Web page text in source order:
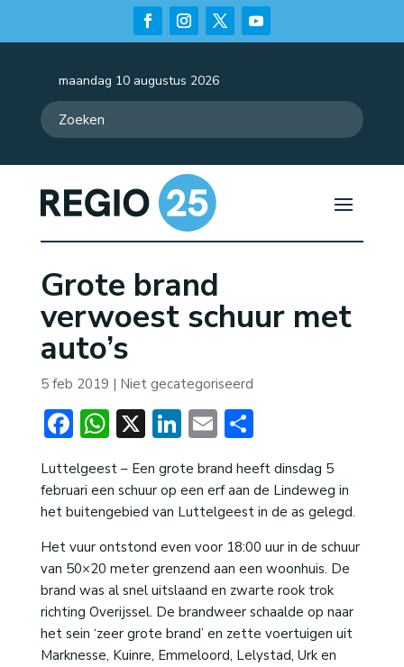
maandag 10 augustus 2026
Grote brand
verwoest schuur met
auto’s
5 feb 2019 | Niet gecategoriseerd
Facebook
WhatsApp
X LinkedIn
EmailDelen
Luttelgeest – Een grote brand heeft dinsdag 5
februari een schuur op een erf aan de Lindeweg in
het buitengebied van Luttelgeest in de as gelegd.
Het vuur ontstond even voor 18:00 uur in de schuur
van 50×20 meter grenzend aan een woonhuis. De
brand was al snel uitslaand en zwarte rook trok
richting Overijssel. De brandweer schaalde op naar
het sein ‘zeer grote brand’ en zette voertuigen uit
Marknesse, Kuinre, Emmeloord, Lelystad, Urk en